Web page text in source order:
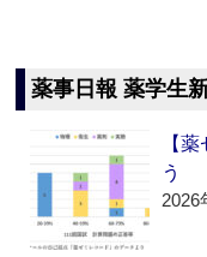
薬事日報 薬学生
【
う
2026